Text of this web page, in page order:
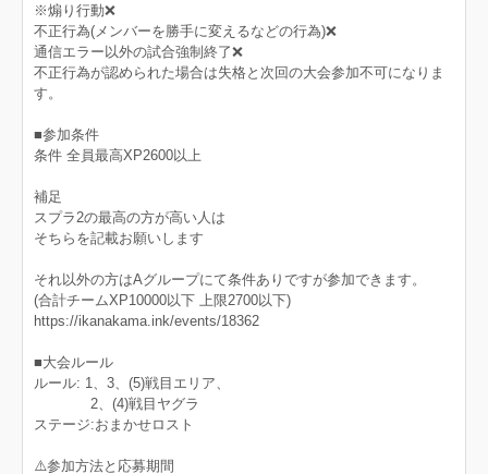
※煽り行動❌
不正行為(メンバーを勝手に変えるなどの行為)❌
通信エラー以外の試合強制終了❌
不正行為が認められた場合は失格と次回の大会参加不可になりま
す。
■参加条件
条件 全員最高XP2600以上
補足
スプラ2の最高の方が高い人は
そちらを記載お願いします
それ以外の方はAグループにて条件ありですが参加できます。
(合計チームXP10000以下 上限2700以下)
https://ikanakama.ink/events/18362
■大会ルール
ルール: 1、3、(5)戦目エリア、
2、(4)戦目ヤグラ
ステージ:おまかせロスト
⚠️参加方法と応募期間